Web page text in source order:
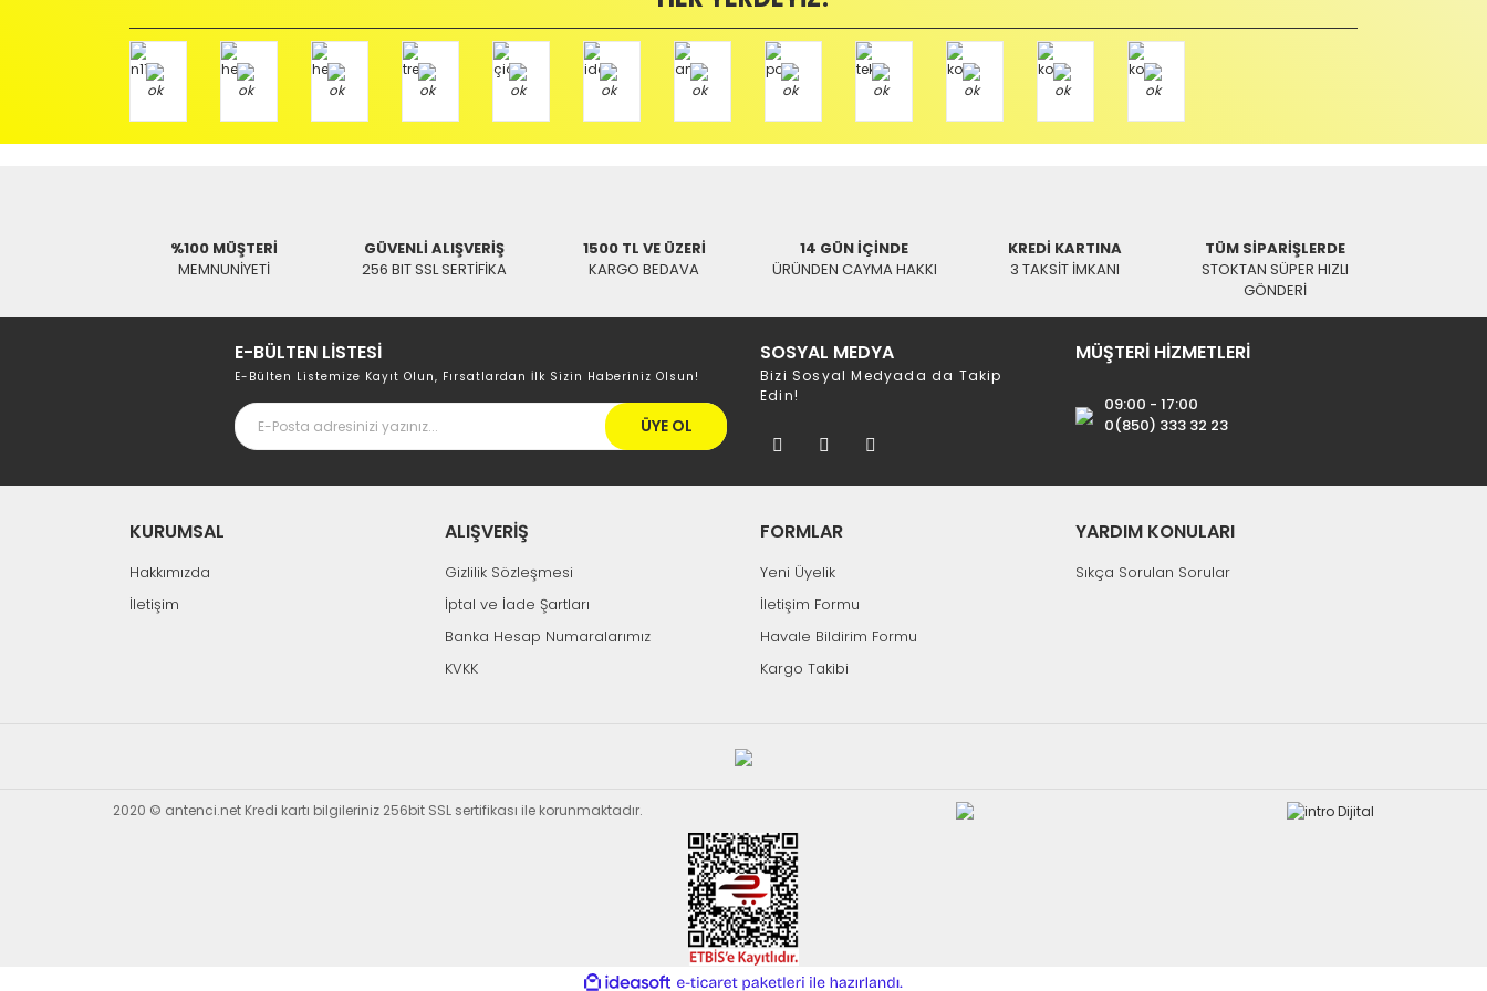
Aras Kargo Anlaşma No : 152 294 193 1342
Hızlı Gönderi
Tükendi
Fiyat Sorunuz
121,89 TL
SWAT
Tükendi
122,01 TL
%100 MÜŞTERİ
MEMNUNİYETİ
GÜVENLİ ALIŞVERİŞ
256 BIT SSL SERTİFİKA
1500 TL VE ÜZERİ
KARGO BEDAVA
14 GÜN İÇİNDE
ÜRÜNDEN CAYMA HAKKI
KREDİ KARTINA
3 TAKSİT İMKANI
TÜM SİPARİŞLERDE
STOKTAN SÜPER HIZLI
GÖNDERİ
E-BÜLTEN LİSTESİ
E-Bülten Listemize Kayıt Olun, Fırsatlardan İlk Sizin Haberiniz Olsun!
ÜYE OL
SOSYAL MEDYA
Bizi Sosyal Medyada da Takip
Edin!
MÜŞTERİ HİZMETLERİ
09:00 - 17:00
0(850) 333 32 23
KURUMSAL
Hakkımızda
İletişim
ALIŞVERİŞ
Gizlilik Sözleşmesi
İptal ve İade Şartları
Banka Hesap Numaralarımız
KVKK
FORMLAR
Yeni Üyelik
İletişim Formu
Havale Bildirim Formu
Kargo Takibi
YARDIM KONULARI
Sıkça Sorulan Sorular
2020 © antenci.net Kredi kartı bilgileriniz 256bit SSL sertifikası ile korunmaktadır.
ideasoft e-